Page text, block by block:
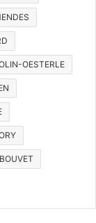
OESTERLE